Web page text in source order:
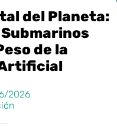
del Planeta:
Submarinos
de la
2026